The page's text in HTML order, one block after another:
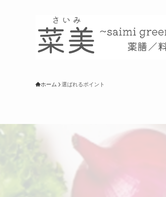
ホーム 選ばれるポイント